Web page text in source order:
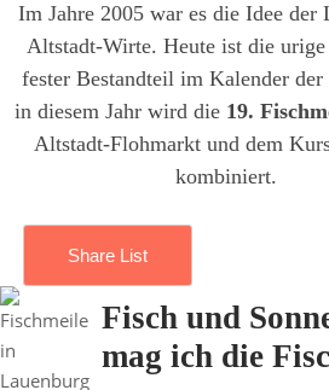
Im Jahre 2005 war es die Idee der
Altstadt-Wirte. Heute ist die
fester Bestandteil im Kalender der
in diesem Jahr wird die 19.
Altstadt-Flohmarkt und dem
kombiniert.
Share List
Fisch und
mag ich die